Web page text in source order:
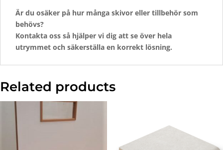
Är du osäker på hur många skivor eller tillbehör som
behövs?
Kontakta oss så hjälper vi dig att se över hela
utrymmet och säkerställa en korrekt lösning.
Related products